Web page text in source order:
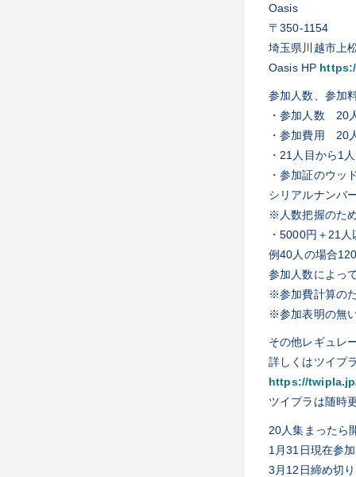
Oasis
〒350-1154
埼玉県川越市上
Oasis HP
参加人数、参加
・参加人数 20
・参加費用 20
・21人目から1
・参加証のウッ
シリアルナンバ
※人数把握のた
・5000円＋21
例40人の場合
参加人数によっ
※参加費計算の
※参加表明の無
その他レギュレ
詳しくはツイプ
https://
ツイプラは随時
20人集まったら
1月31日現在参
3月12日締め切り